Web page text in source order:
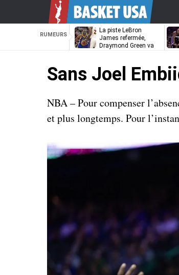
RUMEURS
La piste LeBron
James refermée,
Draymond Green va
Sans Joel
NBA – Pour compenser
et plus longtemps. Pour